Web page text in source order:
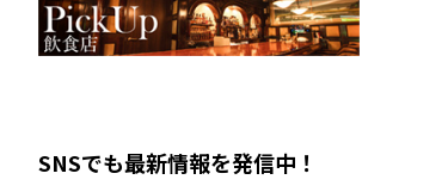
SNSでも最新情報を発信中！